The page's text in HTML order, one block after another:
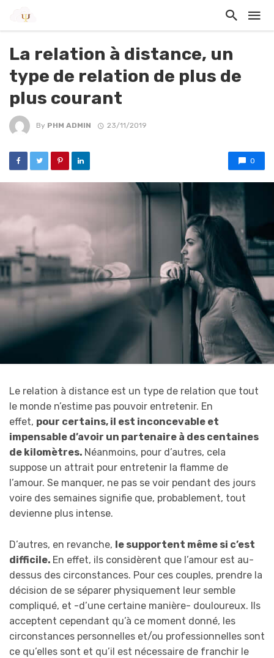
La relation à distance, un
type de relation de plus de
plus courant
By PHM ADMIN 23/11/2019
0
Le relation à distance est un type de relation que tout
le monde n’estime pas pouvoir entretenir. En
effet, pour certains, il est inconcevable et
impensable d’avoir un partenaire à des centaines
de kilomètres. Néanmoins, pour d’autres, cela
suppose un attrait pour entretenir la flamme de
l’amour. Se manquer, ne pas se voir pendant des jours
voire des semaines signifie que, probablement, tout
devienne plus intense.
D’autres, en revanche, le supportent même si c’est
difficile. En effet, ils considèrent que l’amour est au-
dessus des circonstances. Pour ces couples, prendre la
décision de se séparer physiquement leur semble
compliqué, et -d’une certaine manière- douloureux. Ils
acceptent cependant qu’à ce moment donné, les
circonstances personnelles et/ou professionnelles sont
ce qu’elles sont et qu’il est nécessaire de franchir le